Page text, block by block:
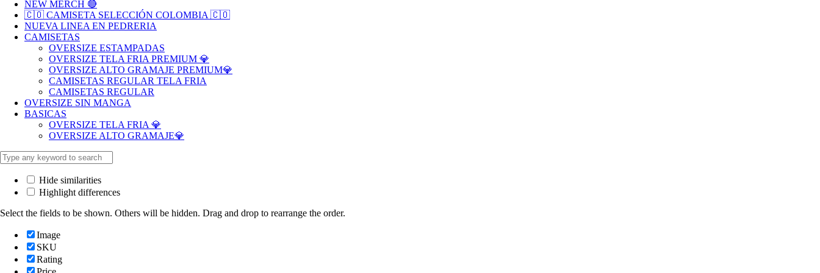
NEW MERCH 🔴
🇨🇴 CAMISETA SELECCIÓN COLOMBIA 🇨🇴
NUEVA LINEA EN PEDRERIA
CAMISETAS
OVERSIZE ESTAMPADAS
OVERSIZE TELA FRIA PREMIUM 💎
OVERSIZE ALTO GRAMAJE PREMIUM💎
CAMISETAS REGULAR TELA FRIA
CAMISETAS REGULAR
OVERSIZE SIN MANGA
BASICAS
OVERSIZE TELA FRIA 💎
OVERSIZE ALTO GRAMAJE💎
Hide similarities
Highlight differences
Select the fields to be shown. Others will be hidden. Drag and drop to rearrange the order.
Image
SKU
Rating